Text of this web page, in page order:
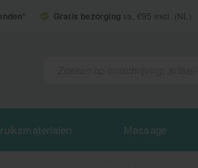
Gratis bezorging va. €95 excl. (NL)
Massage